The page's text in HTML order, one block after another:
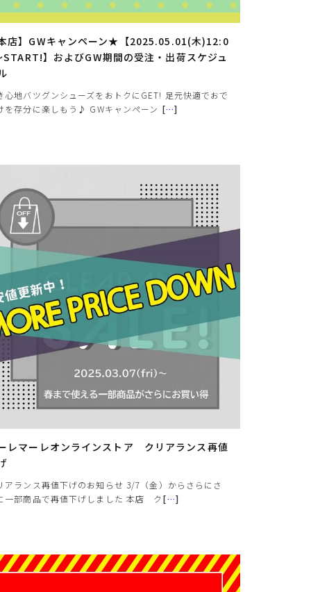
店】GWキャンペーン★【2025.05.01(木)12:0
START!】およびGW期間の受注・出荷スケジュ
心地バツグンシューズをおトクにGET! 足元快適でおで
を存分に楽しもう♪ GWキャンペーン […]
レマーレオンラインストア クリアランス再値
アランス再値下げのお知らせ 3/7（金）からさらにさ
一部商品で再値下げしました 本店 ク […]